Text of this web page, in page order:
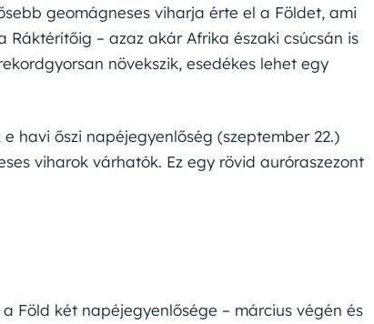
geomágneses viharja érte el a Földet, ami
– azaz akár Afrika északi csúcsán is
növekszik, esedékes lehet egy
havi őszi napéjegyenlőség (szeptember 22.)
viharok várhatók. Ez egy rövid auróraszezont
Föld két napéjegyenlősége – március végén és